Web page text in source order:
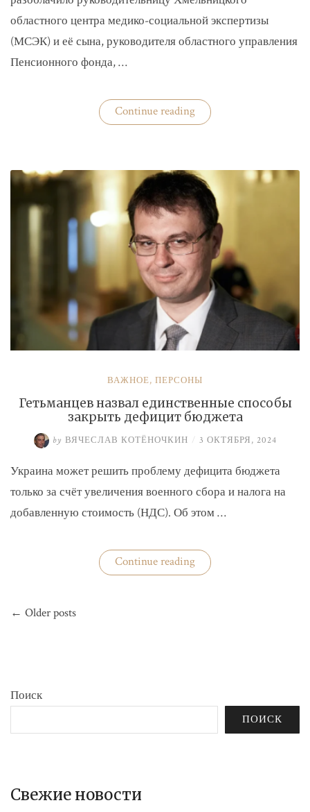
областного центра медико-социальной экспертизы
(МСЭК) и её сына, руководителя областного управления
Пенсионного фонда, …
Continue reading«В
Хмельницком
сын
зарабатывали
на
уклонистах»
ВАЖНОЕ, ПЕРСОНЫ
Гетьманцев назвал единственные способы
закрыть дефицит бюджета
by ВЯЧЕСЛАВ КОТЁНОЧКИН / 3 ОКТЯБРЯ, 2024
Украина может решить проблему дефицита бюджета
только за счёт увеличения военного сбора и налога на
добавленную стоимость (НДС). Об этом …
Continue reading«Гетьманцев
назвал
по
← Older posts
Поиск
ПОИСК
Свежие новости